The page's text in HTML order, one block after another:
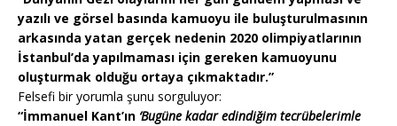
yazılı ve görsel basında kamuoyu ile buluşturulmasının
arkasında yatan gerçek nedenin 2020 olimpiyatlarının
İstanbul’da yapılmaması için gereken kamuoyunu
oluşturmak olduğu ortaya çıkmaktadır.”
Felsefi bir yorumla şunu sorguluyor:
“İmmanuel Kant’ın ‘Bugüne kadar edindiğim tecrübelerimle